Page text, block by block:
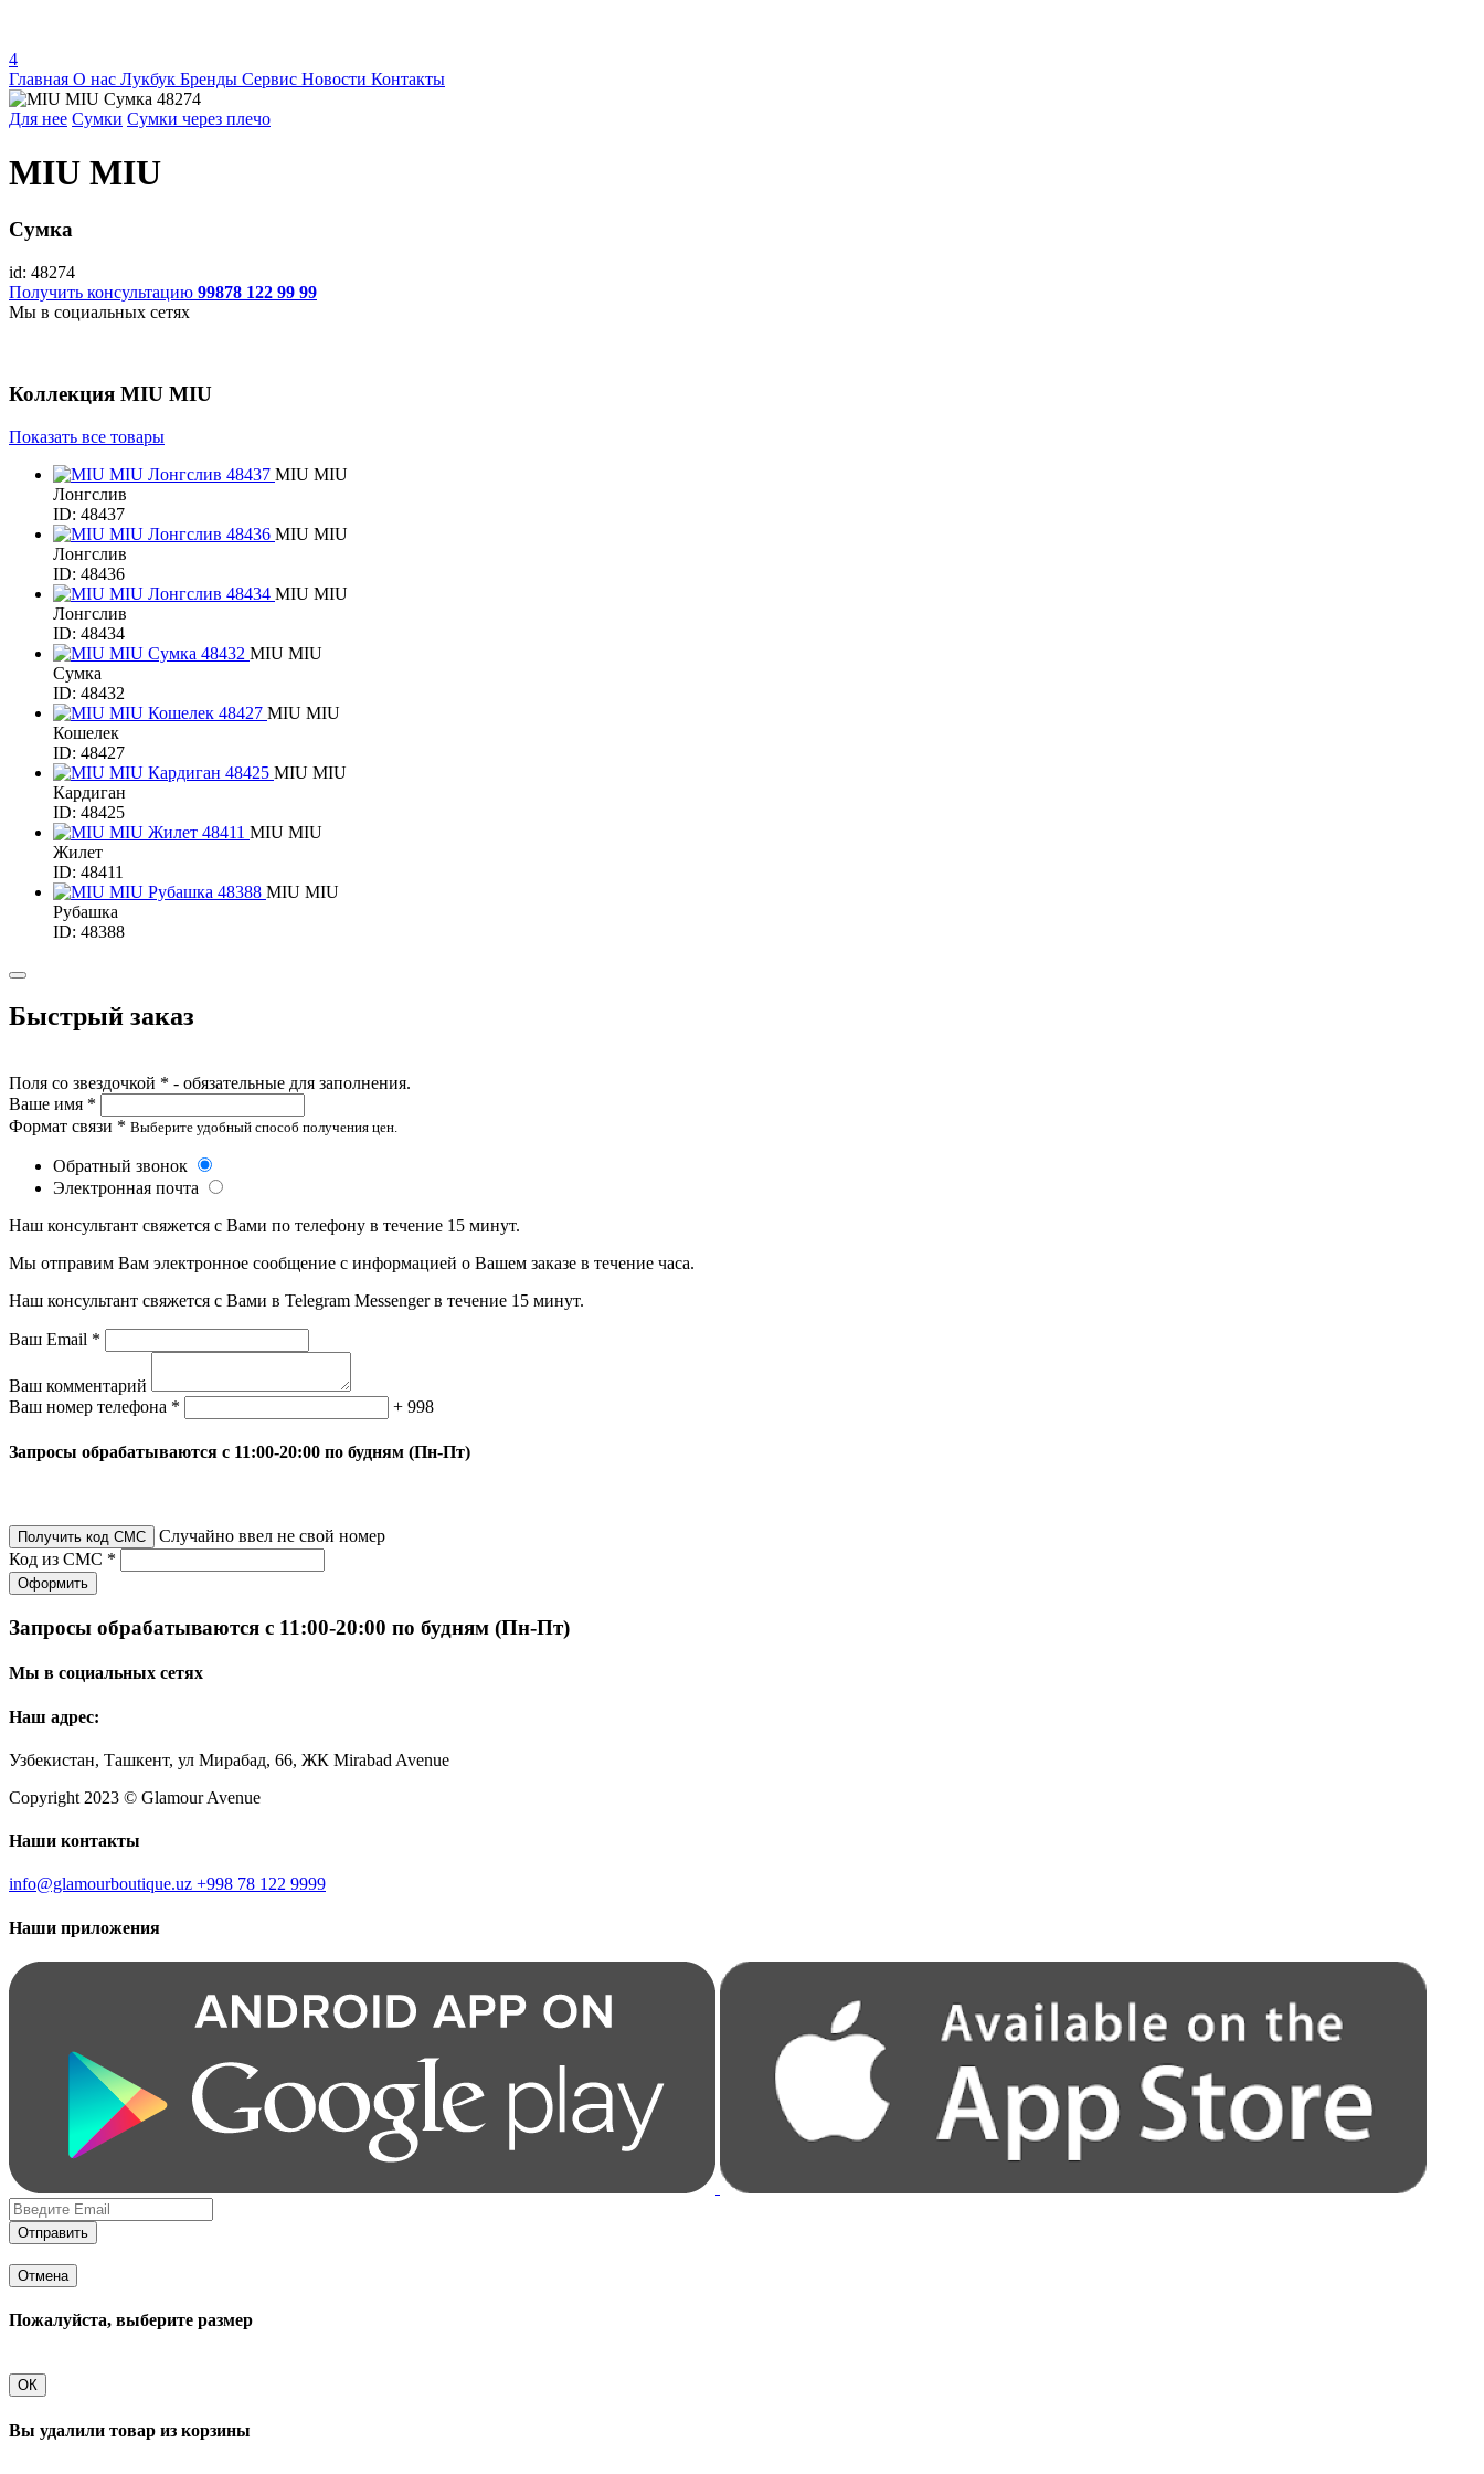
4
Главная О нас Лукбук Бренды Сервис Новости Контакты
Для нее Сумки Сумки через плечо
MIU MIU
Сумка
id: 48274
Получить консультацию 99878 122 99 99
Мы в социальных сетях
Коллекция MIU MIU
Показать все товары
MIU MIU
Лонгслив
ID: 48437
MIU MIU
Лонгслив
ID: 48436
MIU MIU
Лонгслив
ID: 48434
MIU MIU
Сумка
ID: 48432
MIU MIU
Кошелек
ID: 48427
MIU MIU
Кардиган
ID: 48425
MIU MIU
Жилет
ID: 48411
MIU MIU
Рубашка
ID: 48388
Быстрый заказ
Поля со звездочкой * - обязательные для заполнения.
Ваше имя *
Формат связи * Выберите удобный способ получения цен.
Обратный звонок
Электронная почта
Наш консультант свяжется с Вами по телефону в течение 15 минут.
Мы отправим Вам электронное сообщение с информацией о Вашем заказе в течение часа.
Наш консультант свяжется с Вами в Telegram Messenger в течение 15 минут.
Ваш Email *
Ваш комментарий
Ваш номер телефона *
+ 998
Запросы обрабатываются с 11:00-20:00 по будням (Пн-Пт)
Получить код СМС
Случайно ввел не свой номер
Код из СМС *
Оформить
Запросы обрабатываются с 11:00-20:00 по будням (Пн-Пт)
Мы в социальных сетях
Наш адрес:
Узбекистан, Ташкент, ул Мирабад, 66, ЖК Mirabad Avenue
Copyright 2023 © Glamour Avenue
Наши контакты
info@glamourboutique.uz +998 78 122 9999
Наши приложения
Отправить
Отмена
Пожалуйста, выберите размер
ОК
Вы удалили товар из корзины